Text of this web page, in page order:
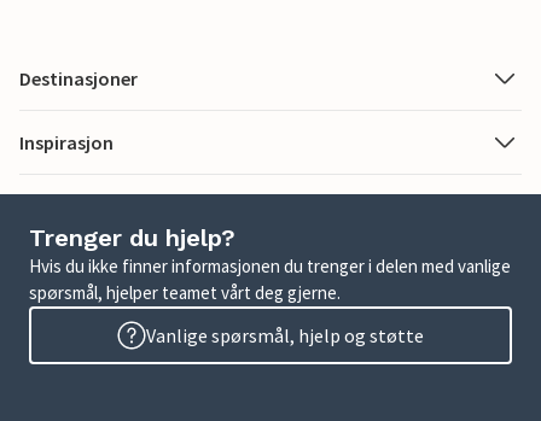
Destinasjoner
Inspirasjon
Trenger du hjelp?
Hvis du ikke finner informasjonen du trenger i delen med vanlige
spørsmål, hjelper teamet vårt deg gjerne.
Vanlige spørsmål, hjelp og støtte